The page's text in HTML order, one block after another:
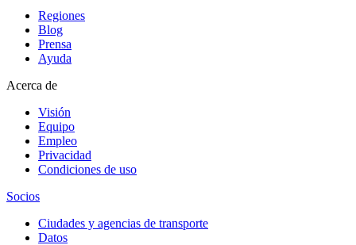
Regiones
Blog
Prensa
Ayuda
Acerca de
Visión
Equipo
Empleo
Privacidad
Condiciones de uso
Socios
Ciudades y agencias de transporte
Datos